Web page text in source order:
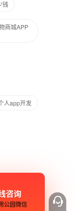
钱
商城APP
人app开发
咨询